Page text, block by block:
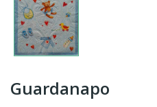
Guardanapo